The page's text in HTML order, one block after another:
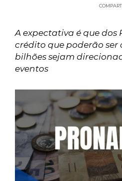
A expectativa é que dos
crédito que poderão ser
bilhões sejam
eventos